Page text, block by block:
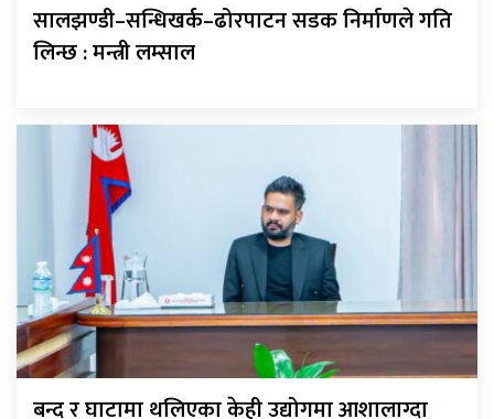
सालझण्डी–सन्धिखर्क–ढोरपाटन सडक निर्माणले गति
लिन्छ : मन्त्री लम्साल
बन्द र घाटामा थलिएका केही उद्योगमा आशालाग्दा